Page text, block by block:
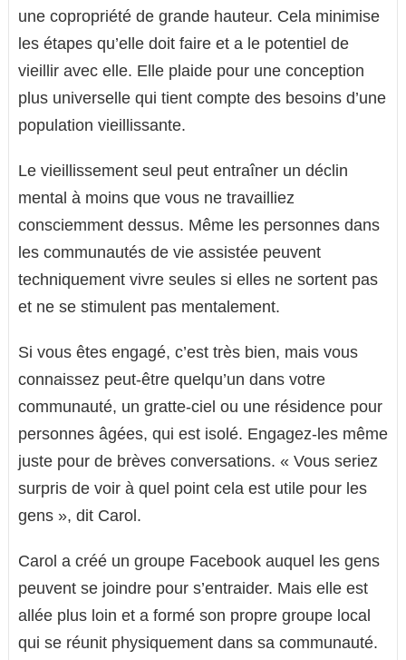
une copropriété de grande hauteur. Cela minimise
les étapes qu’elle doit faire et a le potentiel de
vieillir avec elle. Elle plaide pour une conception
plus universelle qui tient compte des besoins d’une
population vieillissante.
Le vieillissement seul peut entraîner un déclin
mental à moins que vous ne travailliez
consciemment dessus. Même les personnes dans
les communautés de vie assistée peuvent
techniquement vivre seules si elles ne sortent pas
et ne se stimulent pas mentalement.
Si vous êtes engagé, c’est très bien, mais vous
connaissez peut-être quelqu’un dans votre
communauté, un gratte-ciel ou une résidence pour
personnes âgées, qui est isolé. Engagez-les même
juste pour de brèves conversations. « Vous seriez
surpris de voir à quel point cela est utile pour les
gens », dit Carol.
Carol a créé un groupe Facebook auquel les gens
peuvent se joindre pour s’entraider. Mais elle est
allée plus loin et a formé son propre groupe local
qui se réunit physiquement dans sa communauté.